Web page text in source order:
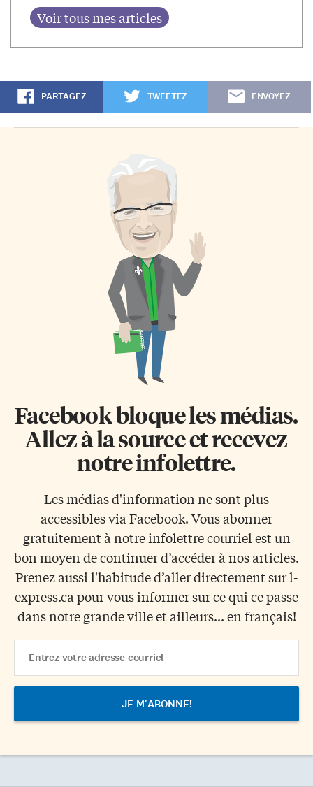
PARTAGEZ TWEETEZ ENVOYEZ
Facebook bloque les médias.
Allez à la source et recevez
notre infolettre.
Les médias d'information ne sont plus
accessibles via Facebook. Vous abonner
gratuitement à notre infolettre courriel est un
bon moyen de continuer d’accéder à nos articles.
Prenez aussi l'habitude d’aller directement sur l-
express.ca pour vous informer sur ce qui ce passe
dans notre grande ville et ailleurs... en français!
Address